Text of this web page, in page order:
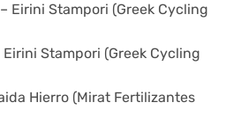
Eirini Stampori (Greek Cycling
Stampori (Greek Cycling
Hierro (Mirat Fertilizantes